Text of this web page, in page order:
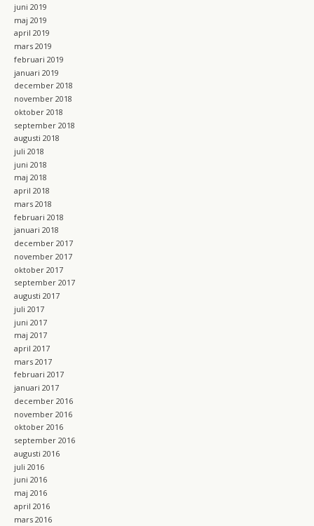
juni 2019
maj 2019
april 2019
mars 2019
februari 2019
januari 2019
december 2018
november 2018
oktober 2018
september 2018
augusti 2018
juli 2018
juni 2018
maj 2018
april 2018
mars 2018
februari 2018
januari 2018
december 2017
november 2017
oktober 2017
september 2017
augusti 2017
juli 2017
juni 2017
maj 2017
april 2017
mars 2017
februari 2017
januari 2017
december 2016
november 2016
oktober 2016
september 2016
augusti 2016
juli 2016
juni 2016
maj 2016
april 2016
mars 2016